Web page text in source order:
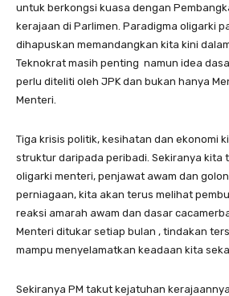
untuk berkongsi kuasa dengan
kerajaan di Parlimen. Paradigma oligarki
dihapuskan memandangkan kita kini
Teknokrat masih penting namun idea
perlu diteliti oleh JPK dan bukan hanya
Menteri.
Tiga krisis politik, kesihatan dan ekonomi
struktur daripada peribadi. Sekiranya kita
oligarki menteri, penjawat awam dan
perniagaan, kita akan terus melihat
reaksi amarah awam dan dasar
Menteri ditukar setiap bulan , tindakan
mampu menyelamatkan keadaan kita
Sekiranya PM takut kejatuhan